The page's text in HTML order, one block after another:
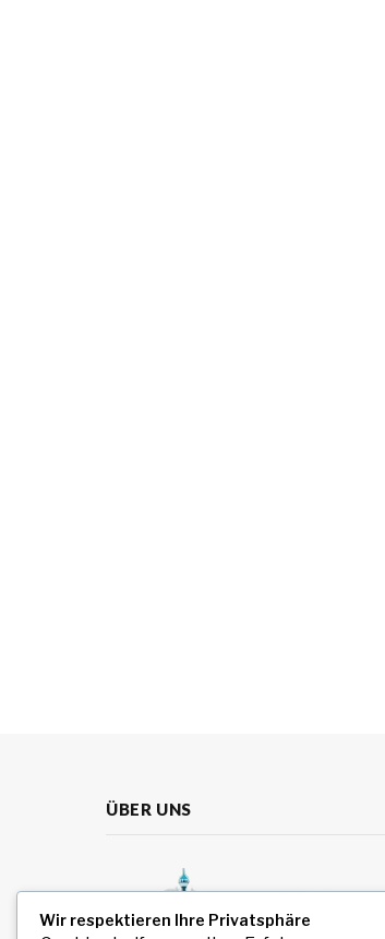
ÜBER UNS
Wir respektieren Ihre Privatsphäre